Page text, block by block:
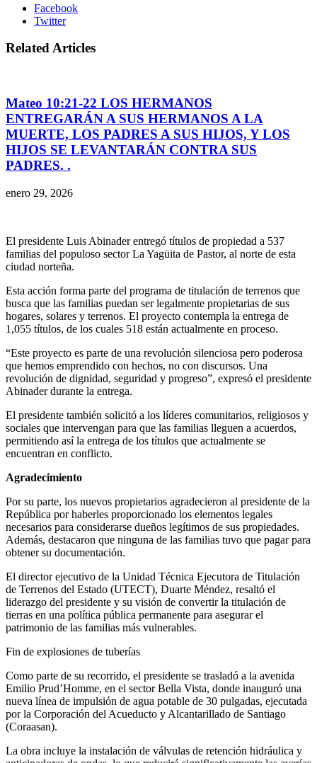
Facebook
Twitter
Related Articles
Mateo 10:21-22 LOS HERMANOS
ENTREGARÁN A SUS HERMANOS A LA
MUERTE, LOS PADRES A SUS HIJOS, Y LOS
HIJOS SE LEVANTARÁN CONTRA SUS
PADRES. .
enero 29, 2026
El presidente Luis Abinader entregó títulos de propiedad a 537
familias del populoso sector La Yagüita de Pastor, al norte de esta
ciudad norteña.
Esta acción forma parte del programa de titulación de terrenos que
busca que las familias puedan ser legalmente propietarias de sus
hogares, solares y terrenos. El proyecto contempla la entrega de
1,055 títulos, de los cuales 518 están actualmente en proceso.
“Este proyecto es parte de una revolución silenciosa pero poderosa
que hemos emprendido con hechos, no con discursos. Una
revolución de dignidad, seguridad y progreso”, expresó el presidente
Abinader durante la entrega.
El presidente también solicitó a los líderes comunitarios, religiosos y
sociales que intervengan para que las familias lleguen a acuerdos,
permitiendo así la entrega de los títulos que actualmente se
encuentran en conflicto.
Agradecimiento
Por su parte, los nuevos propietarios agradecieron al presidente de la
República por haberles proporcionado los elementos legales
necesarios para considerarse dueños legítimos de sus propiedades.
Además, destacaron que ninguna de las familias tuvo que pagar para
obtener su documentación.
El director ejecutivo de la Unidad Técnica Ejecutora de Titulación
de Terrenos del Estado (UTECT), Duarte Méndez, resaltó el
liderazgo del presidente y su visión de convertir la titulación de
tierras en una política pública permanente para asegurar el
patrimonio de las familias más vulnerables.
Fin de explosiones de tuberías
Como parte de su recorrido, el presidente se trasladó a la avenida
Emilio Prud’Homme, en el sector Bella Vista, donde inauguró una
nueva línea de impulsión de agua potable de 30 pulgadas, ejecutada
por la Corporación del Acueducto y Alcantarillado de Santiago
(Coraasan).
La obra incluye la instalación de válvulas de retención hidráulica y